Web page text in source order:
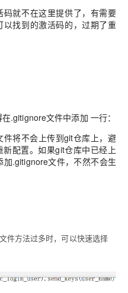
就不在这里提供了，有需要
找到的激活码的，过期了重
.gitignore文件中添加 一行：
将不会上传到git仓库上，避
配置。如果git仓库中已经上
.gitignore文件，不然不会生
方法过多时，可以快速选择